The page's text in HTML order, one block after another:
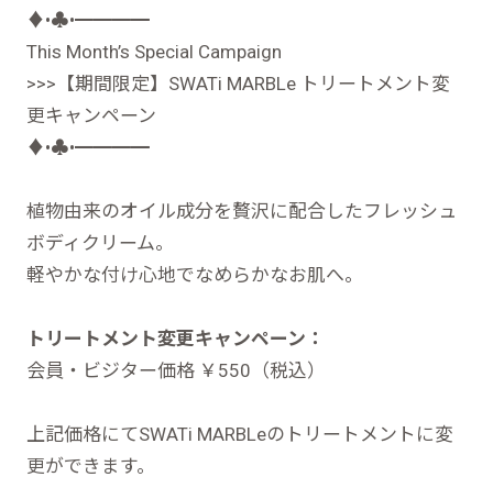
♦︎•♣︎•━━━━
This Month’s Special Campaign
>>>【期間限定】SWATi MARBLe トリートメント変
更キャンペーン
♦︎•♣︎•━━━━
植物由来のオイル成分を贅沢に配合したフレッシュ
ボディクリーム。
軽やかな付け心地でなめらかなお肌へ。
トリートメント変更キャンペーン：
会員・ビジター価格 ￥550（税込）
上記価格にてSWATi MARBLeのトリートメントに変
更ができます。